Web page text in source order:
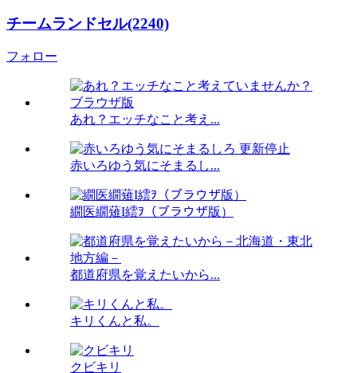
チームランドセル(2240)
フォロー
あれ？エッチなこと考え...
赤いろゆう気にそまるし...
繝医繝薙Ι繧ｦ（ブラウザ版）
都道府県を覚えたいから...
キリくんと私。
クビキリ